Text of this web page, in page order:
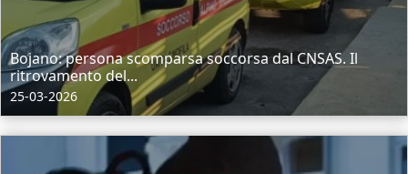
Bojano: persona scomparsa soccorsa dal CNSAS. Il
ritrovamento del...
25-03-2026